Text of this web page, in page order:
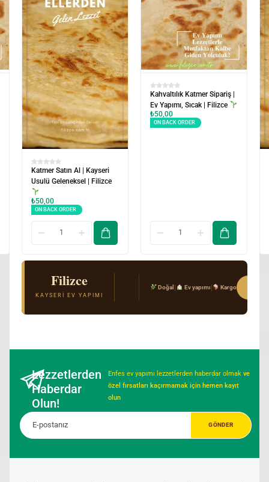
Katmer Satın Al | Kayseri
Usulü Geleneksel | Filizce
50,00
ON BACK ORDER
Kahvaltılık Katmer Sipariş |
Ev Yapımı, Sıcak | Filizce
50,00
ON BACK ORDER
Filizce
KAYSERI EV YAPIMI
El Açması Mantı & Ev Yemekleri
Gerçek Kayseri tarifi · Kimyasal katkı yok ·
Doğal | Ev yapımı| Kargo
Lezzetlerden
Haberdar
Olun!
Enfes ev yapımı lezzetlerden haberdar olmak ve
özel fırsatları kaçırmamak için hemen kayıt
olun